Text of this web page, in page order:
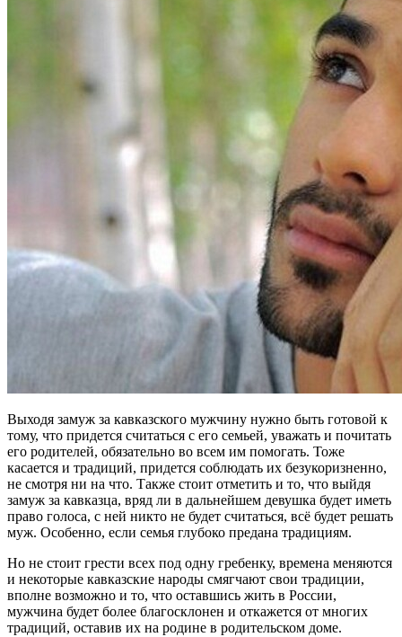
Выходя замуж за кавказского мужчину нужно быть готовой к
тому, что придется считаться с его семьей, уважать и почитать
его родителей, обязательно во всем им помогать. Тоже
касается и традиций, придется соблюдать их безукоризненно,
не смотря ни на что. Также стоит отметить и то, что выйдя
замуж за кавказца, вряд ли в дальнейшем девушка будет иметь
право голоса, с ней никто не будет считаться, всё будет решать
муж. Особенно, если семья глубоко предана традициям.
Но не стоит грести всех под одну гребенку, времена меняются
и некоторые кавказские народы смягчают свои традиции,
вполне возможно и то, что оставшись жить в России,
мужчина будет более благосклонен и откажется от многих
традиций, оставив их на родине в родительском доме.